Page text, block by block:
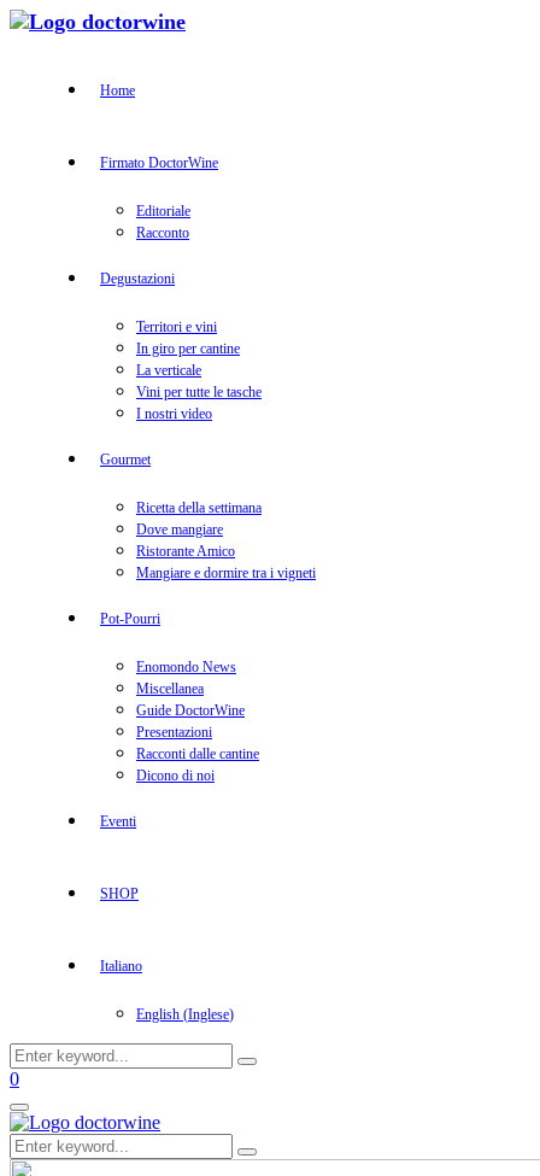
Home
Firmato DoctorWine
Editoriale
Racconto
Degustazioni
Territori e vini
In giro per cantine
La verticale
Vini per tutte le tasche
I nostri video
Gourmet
Ricetta della settimana
Dove mangiare
Ristorante Amico
Mangiare e dormire tra i vigneti
Pot-Pourri
Enomondo News
Miscellanea
Guide DoctorWine
Presentazioni
Racconti dalle cantine
Dicono di noi
Eventi
SHOP
Italiano
English (Inglese)
Search
for:
Search
Facebook
Twitter
Instagram
Linkedin
Youtube
0
Primary
Menu
Search
for:
Search